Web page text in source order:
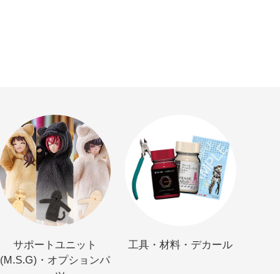
サポートユニット
(M.S.G)・オプションパ
工具・材料・デカール